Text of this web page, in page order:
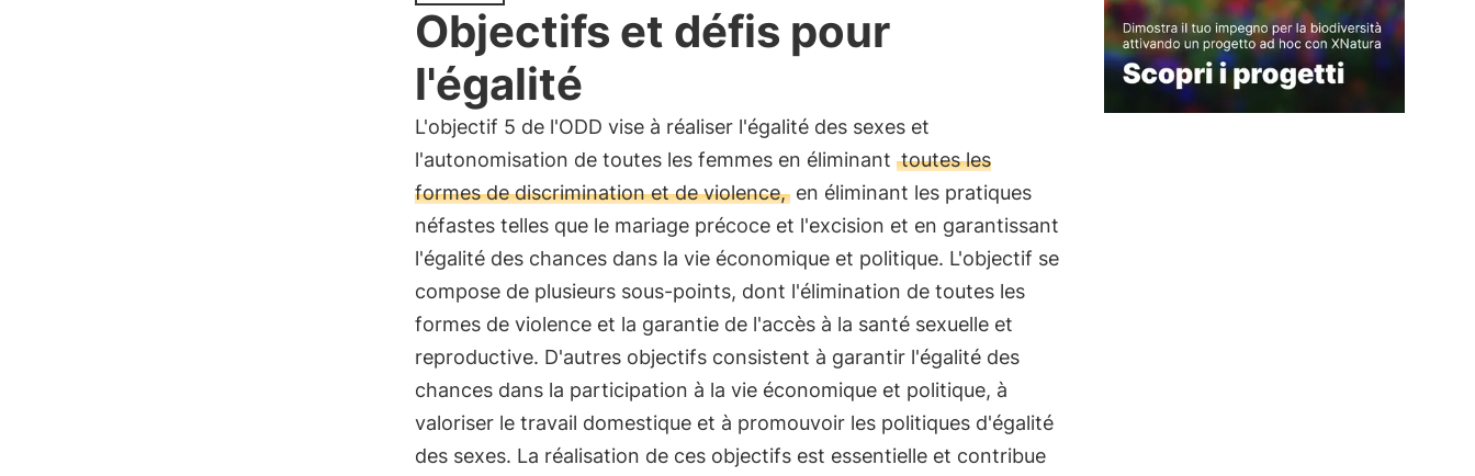
Objectifs et défis pour
l'égalité
L'objectif 5 de l'ODD vise à réaliser l'égalité des sexes et
l'autonomisation de toutes les femmes en éliminant toutes les
formes de discrimination et de violence,en éliminant les pratiques
néfastes telles que le mariage précoce et l'excision et en garantissant
l'égalité des chances dans la vie économique et politique. L'objectif se
compose de plusieurs sous-points, dont l'élimination de toutes les
formes de violence et la garantie de l'accès à la santé sexuelle et
reproductive. D'autres objectifs consistent à garantir l'égalité des
chances dans la participation à la vie économique et politique, à
valoriser le travail domestique et à promouvoir les politiques d'égalité
des sexes. La réalisation de ces objectifs est essentielle et contribue